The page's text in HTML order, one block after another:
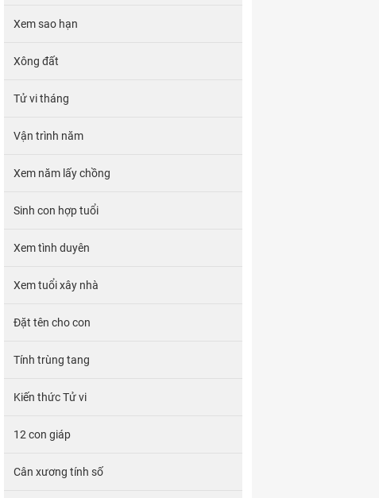
Xem sao hạn
Xông đất
Tử vi tháng
Vận trình năm
Xem năm lấy chồng
Sinh con hợp tuổi
Xem tình duyên
Xem tuổi xây nhà
Đặt tên cho con
Tính trùng tang
Kiến thức Tử vi
12 con giáp
Cân xương tính số